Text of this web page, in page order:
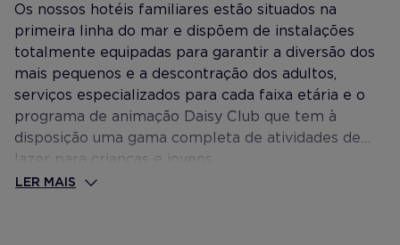
Os nossos hotéis familiares estão situados na
primeira linha do mar e dispõem de instalações
totalmente equipadas para garantir a diversão dos
mais pequenos e a descontração dos adultos,
serviços especializados para cada faixa etária e o
programa de animação Daisy Club que tem à
disposição uma gama completa de atividades de
lazer para crianças e jovens.
LER MAIS